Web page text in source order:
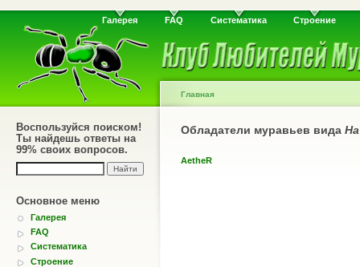
Галерея FAQ Систематика Строение
Воспользуйся поиском!
Ты найдешь ответы на
99% своих вопросов.
Основное меню
Галерея
FAQ
Систематика
Строение
Главная
Обладатели муравьев вида
AetheR